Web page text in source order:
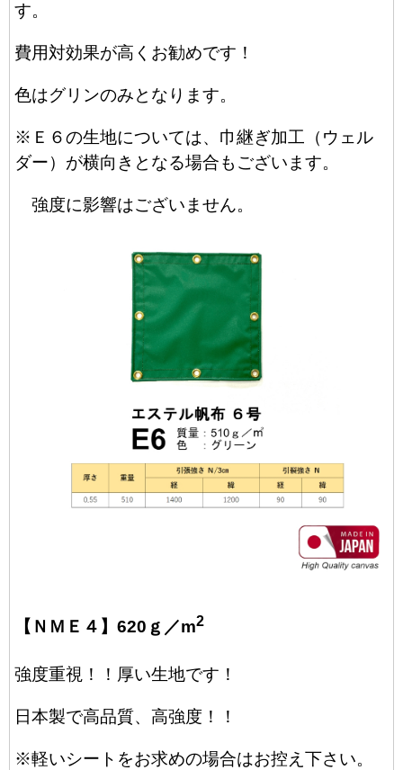
す。
費用対効果が高くお勧めです！
色はグリンのみとなります。
※Ｅ６の生地については、巾継ぎ加工（ウェル
ダー）が横向きとなる場合もございます。
強度に影響はございません。
【ＮＭＥ４】620ｇ／m2
強度重視！！厚い生地です！
日本製で高品質、高強度！！
※軽いシートをお求めの場合はお控え下さい。